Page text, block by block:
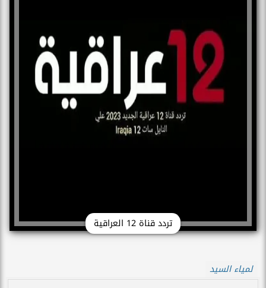
تردد قناة 12 العراقية
لمياء السيد